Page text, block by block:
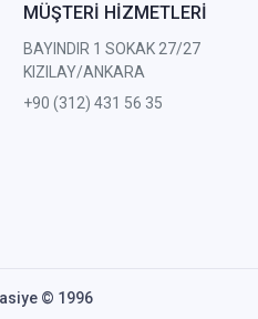
MÜŞTERİ HİZMETLERİ
BAYINDIR 1 SOKAK 27/27
KIZILAY/ANKARA
+90 (312) 431 56 35
© 1996